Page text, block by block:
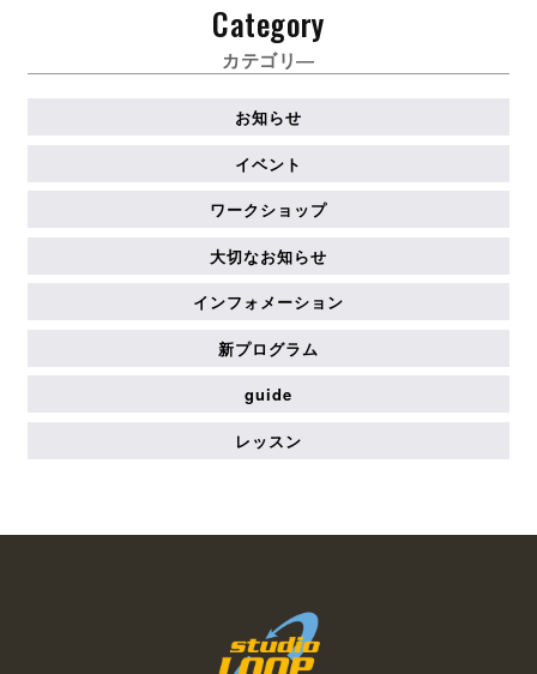
Category
カテゴリ―
お知らせ
イベント
ワークショップ
大切なお知らせ
インフォメーション
新プログラム
guide
レッスン